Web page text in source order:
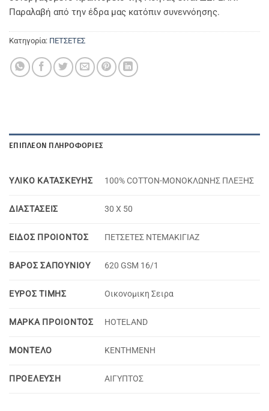
Παραλαβή από την έδρα μας κατόπιν συνεννόησης.
Κατηγορία: ΠΕΤΣΕΤΕΣ
ΕΠΙΠΛΈΟΝ ΠΛΗΡΟΦΟΡΊΕΣ
YΛΙΚΟ KΑΤΑΣΚΕΥΗΣ 100% COTTON-MONOΚΛΩΝΗΣ ΠΛΕΞΗΣ
ΔΙΑΣΤΑΣΕΙΣ 30 Χ 50
ΕΙΔΟΣ ΠΡΟΙΟΝΤΟΣ ΠΕΤΣΕΤΕΣ ΝΤΕΜΑΚΙΓΙΑΖ
ΒΑΡΟΣ ΣΑΠΟΥΝΙΟΥ 620 GSM 16/1
ΕΥΡΟΣ ΤΙΜΗΣ Oικονομικη Σειρα
ΜΑΡΚΑ ΠΡΟΙΟΝΤΟΣ HOTELAND
MOΝΤΕΛΟ KENTHMENH
ΠΡΟΕΛΕΥΣΗ ΑΙΓΥΠΤΟΣ